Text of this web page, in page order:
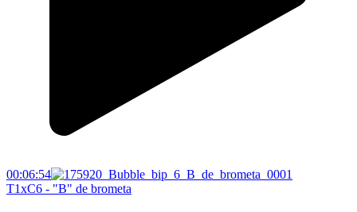
00:06:54
T1xC6 - "B" de brometa